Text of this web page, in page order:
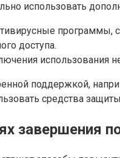
использовать
программы,
доступа.
поддержкой,
средства защиты
завершения